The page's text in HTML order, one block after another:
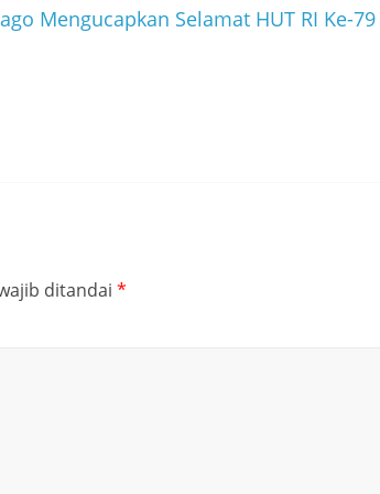
Mengucapkan Selamat HUT RI Ke-79
ditandai *